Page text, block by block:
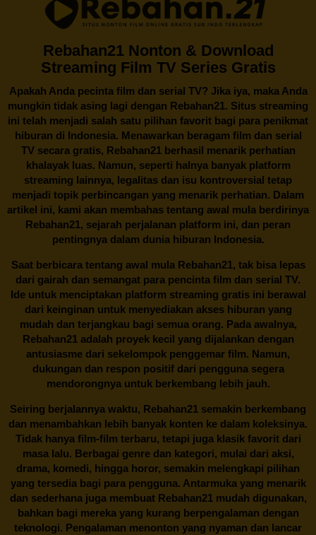
Rebahan21 Nonton & Download
Streaming Film TV Series Gratis
Apakah Anda pecinta film dan serial TV? Jika iya, maka Anda
mungkin tidak asing lagi dengan Rebahan21. Situs streaming
ini telah menjadi salah satu pilihan favorit bagi para penikmat
hiburan di Indonesia. Menawarkan beragam film dan serial
TV secara gratis, Rebahan21berhasil menarik perhatian
khalayak luas. Namun, seperti halnya banyak platform
streaming lainnya, legalitas dan isu kontroversial tetap
menjadi topik perbincangan yang menarik perhatian. Dalam
artikel ini, kami akan membahas tentang awal mula berdirinya
Rebahan21, sejarah perjalanan platform ini, dan peran
pentingnya dalam dunia hiburan Indonesia.
Saat berbicara tentang awal mula Rebahan21, tak bisa lepas
dari gairah dan semangat para pencinta film dan serial TV.
Ide untuk menciptakan platform streaming gratis ini berawal
dari keinginan untuk menyediakan akses hiburan yang
mudah dan terjangkau bagi semua orang. Pada awalnya,
Rebahan21 adalah proyek kecil yang dijalankan dengan
antusiasme dari sekelompok penggemar film. Namun,
dukungan dan respon positif dari pengguna segera
mendorongnya untuk berkembang lebih jauh.
Seiring berjalannya waktu, Rebahan21 semakin berkembang
dan menambahkan lebih banyak konten ke dalam koleksinya.
Tidak hanya film-film terbaru, tetapi juga klasik favorit dari
masa lalu. Berbagai genre dan kategori, mulai dari aksi,
drama, komedi, hingga horor, semakin melengkapi pilihan
yang tersedia bagi para pengguna. Antarmuka yang menarik
dan sederhana juga membuatRebahan21mudah digunakan,
bahkan bagi mereka yang kurang berpengalaman dengan
teknologi. Pengalaman menonton yang nyaman dan lancar